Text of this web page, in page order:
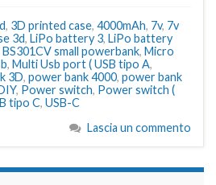
, 3D printed case, 4000mAh, 7v, 7v
3d, LiPo battery 3, LiPo battery
small powerbank, Micro
, Multi Usb port ( USB tipo A,
3D, power bank 4000, power bank
, Power switch, Power switch (
tipo C, USB-C
Lascia un commento